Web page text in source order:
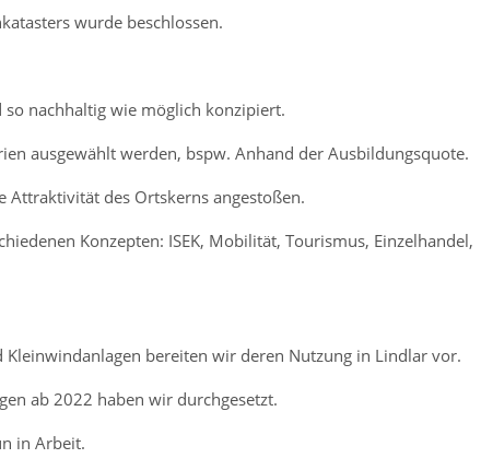
wurde beschlossen.
so nachhaltig wie möglich konzipiert.
ausgewählt werden, bspw. Anhand der Ausbildungsquote.
Attraktivität des Ortskerns angestoßen.
Konzepten: ISEK, Mobilität, Tourismus, Einzelhandel,
bereiten wir deren Nutzung in Lindlar vor.
ab 2022 haben wir durchgesetzt.
in Arbeit.